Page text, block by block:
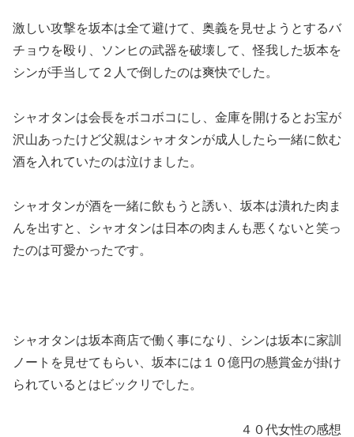
激しい攻撃を坂本は全て避けて、奥義を見せようとするバ
チョウを殴り、ソンヒの武器を破壊して、怪我した坂本を
シンが手当して２人で倒したのは爽快でした。
シャオタンは会長をボコボコにし、金庫を開けるとお宝が
沢山あったけど父親はシャオタンが成人したら一緒に飲む
酒を入れていたのは泣けました。
シャオタンが酒を一緒に飲もうと誘い、坂本は潰れた肉ま
んを出すと、シャオタンは日本の肉まんも悪くないと笑っ
たのは可愛かったです。
シャオタンは坂本商店で働く事になり、シンは坂本に家訓
ノートを見せてもらい、坂本には１０億円の懸賞金が掛け
られているとはビックリでした。
４０代女性の感想